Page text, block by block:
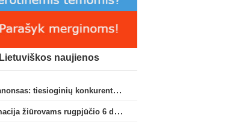
Lietuviškos naujienos
Turo anonsas: tiesioginių konkurentų dvikova Gargžduose
Informacija žiūrovams rugpjūčio 6 d. UEFA rungtynėms